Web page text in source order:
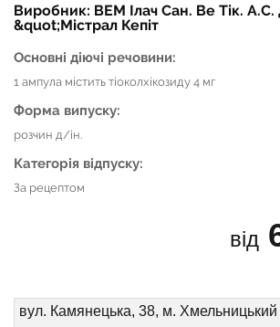
Виробник: ВЕМ Ілач Сан. Ве Тік. А.С.
&quot;Містрал Кепіт
Основні діючі речовини:
1 ампула містить тіоколхікозиду 4 мг
Форма випуску:
розчин д/ін.
Категорія відпуску:
За рецептом
від
вул. Камянецька, 38, м. Хмельницький